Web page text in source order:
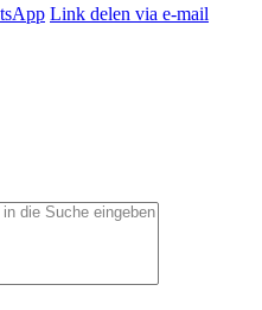
Link delen via e-mail